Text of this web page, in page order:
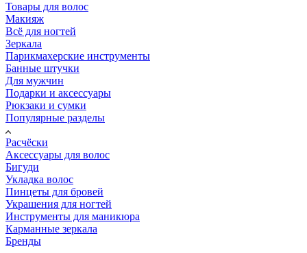
Товары для волос
Макияж
Всё для ногтей
Зеркала
Парикмахерские инструменты
Банные штучки
Для мужчин
Подарки и аксессуары
Рюкзаки и сумки
Популярные разделы
Расчёски
Аксессуары для волос
Бигуди
Укладка волос
Пинцеты для бровей
Украшения для ногтей
Инструменты для маникюра
Карманные зеркала
Бренды